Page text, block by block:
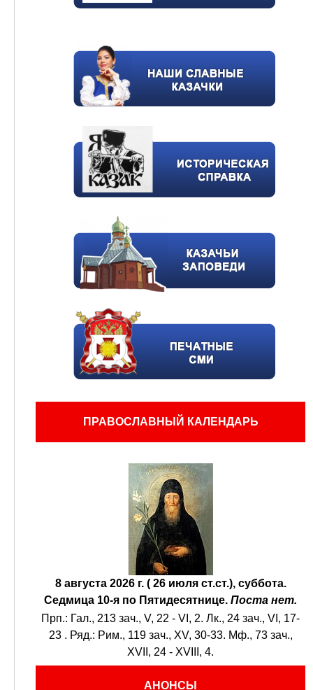
ПРАВОСЛАВНЫЙ КАЛЕНДАРЬ
8 августа 2026 г. ( 26 июля ст.ст.), суббота.
Седмица 10-я по Пятидесятнице. Поста нет.
Прп.: Гал., 213 зач., V, 22 - VI, 2. Лк., 24 зач., VI, 17-
23 . Ряд.: Рим., 119 зач., XV, 30-33. Мф., 73 зач.,
XVII, 24 - XVIII, 4.
АНОНСЫ